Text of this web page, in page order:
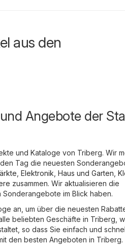
aus den
Angebote der
und Kataloge von Triberg. Wir
Tag die neuesten
Elektronik Haus und Garten
zusammen. Wir aktualisieren die
im Blick haben.
an, um über die neuesten
beliebten Geschäfte in Triberg,
so dass Sie einfach und
den besten Angeboten in Triberg.